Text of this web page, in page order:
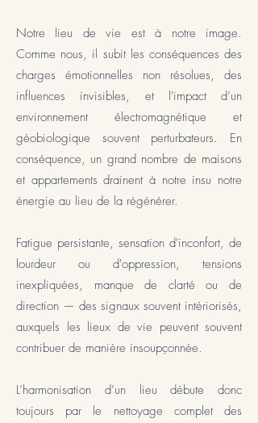
Notre lieu de vie est à notre image.
Comme nous, il subit les conséquences des
charges émotionnelles non résolues, des
influences invisibles, et l'impact d’un
environnement électromagnétique et
géobiologique souvent perturbateurs. En
conséquence, un grand nombre de maisons
et appartements drainent à notre insu notre
énergie au lieu de la régénérer.
Fatigue persistante, sensation d'inconfort, de
lourdeur ou d'oppression, tensions
inexpliquées, manque de clarté ou de
direction — des signaux souvent intériorisés,
auxquels les lieux de vie peuvent souvent
contribuer de manière insoupçonnée.
L’harmonisation d’un lieu débute donc
toujours par le nettoyage complet des